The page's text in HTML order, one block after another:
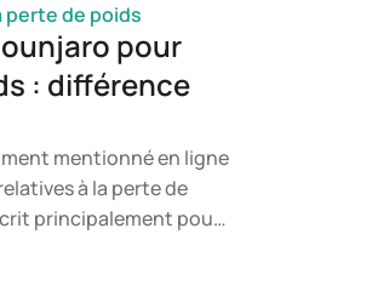
perte de poids
pour
: différence
mentionné en ligne
à la perte de
principalement pour
de type 2. Si vous